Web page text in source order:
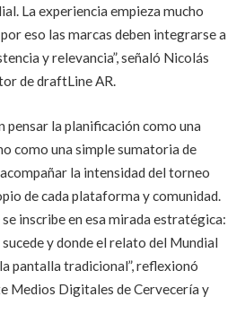
La experiencia empieza mucho
eso las marcas deben integrarse a
y relevancia”, señaló Nicolás
de draftLine AR.
pensar la planificación como una
como una simple sumatoria de
la intensidad del torneo
de cada plataforma y comunidad.
inscribe en esa mirada estratégica:
y donde el relato del Mundial
pantalla tradicional”, reflexionó
Medios Digitales de Cervecería y